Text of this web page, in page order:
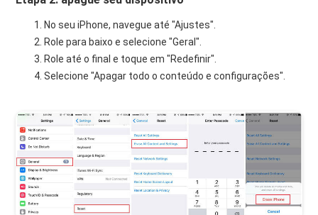
No seu iPhone, navegue até "Ajustes".
Role para baixo e selecione "Geral".
Role até o final e toque em "Redefinir".
Selecione "Apagar todo o conteúdo e configurações".